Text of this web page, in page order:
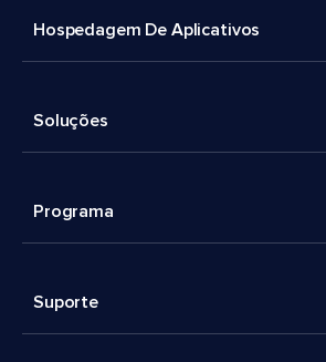
Hospedagem De Aplicativos
Soluções
Programa
Suporte